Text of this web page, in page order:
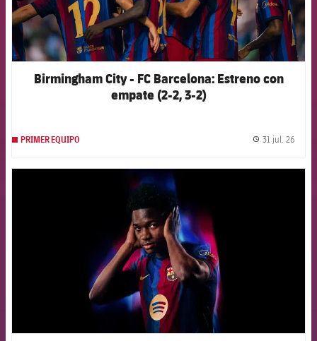
Birmingham City - FC Barcelona: Estreno con
empate (2-2, 3-2)
PRIMER EQUIPO 31 jul. 26
FCB Barcelona badge